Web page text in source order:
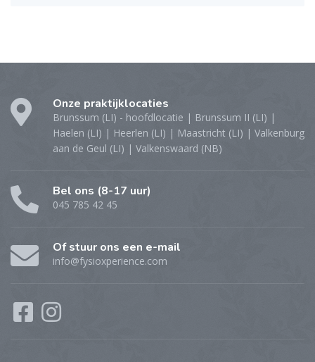
Onze praktijklocaties
Brunssum (LI) - hoofdlocatie | Brunssum II (LI) |
Haelen (LI) | Heerlen (LI) | Maastricht (LI) | Valkenburg
aan de Geul (LI) | Valkenswaard (NB)
Bel ons (8-17 uur)
045 785 42 45
Of stuur ons een e-mail
info@fysioxperience.com